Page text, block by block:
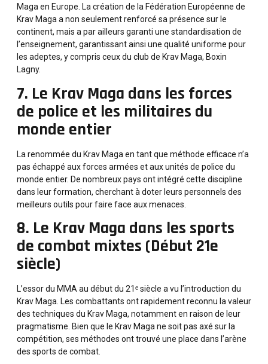
Maga en Europe. La création de la Fédération Européenne de
Krav Maga a non seulement renforcé sa présence sur le
continent, mais a par ailleurs garanti une standardisation de
l’enseignement, garantissant ainsi une qualité uniforme pour
les adeptes, y compris ceux du club de Krav Maga, Boxin
Lagny.
7. Le Krav Maga dans les forces
de police et les militaires du
monde entier
La renommée du Krav Maga en tant que méthode efficace n’a
pas échappé aux forces armées et aux unités de police du
monde entier. De nombreux pays ont intégré cette discipline
dans leur formation, cherchant à doter leurs personnels des
meilleurs outils pour faire face aux menaces.
8. Le Krav Maga dans les sports
de combat mixtes (Début 21e
siècle)
L’essor du MMA au début du 21ᵉ siècle a vu l’introduction du
Krav Maga. Les combattants ont rapidement reconnu la valeur
des techniques du Krav Maga, notamment en raison de leur
pragmatisme. Bien que le Krav Maga ne soit pas axé sur la
compétition, ses méthodes ont trouvé une place dans l’arène
des sports de combat.